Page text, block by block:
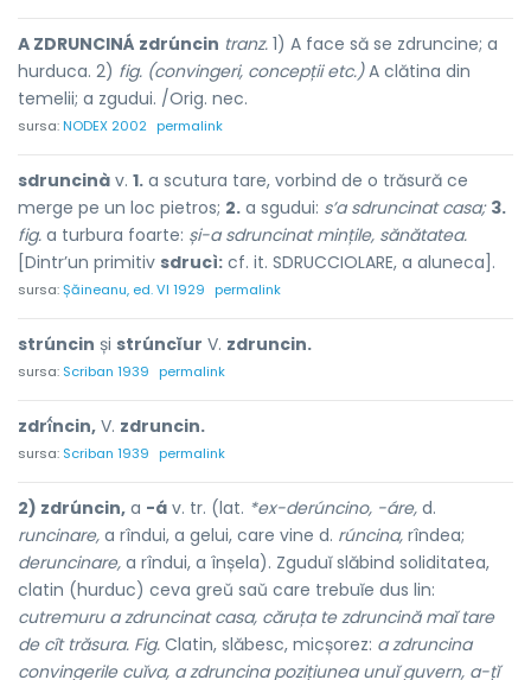
A ZDRUNCINÁ zdrúncin tranz. 1) A face să se zdruncine; a
hurduca. 2) fig. (convingeri, concepții etc.)A clătina din
temelii; a zgudui. /Orig. nec.
sursa:NODEX 2002 permalink
sdruncinà v. 1. a scutura tare, vorbind de o trăsură ce
merge pe un loc pietros; 2. a sgudui: s’a sdruncinat casa; 3.
fig. a turbura foarte: și-a sdruncinat mințile, sănătatea.
[Dintr’un primitiv sdrucì: cf. it. SDRUCCIOLARE, a aluneca].
sursa:Șăineanu, ed. VI 1929 permalink
strúncin și strúncĭur V. zdruncin.
sursa: Scriban 1939 permalink
zdrî́ncin, V. zdruncin.
sursa: Scriban 1939 permalink
2) zdrúncin, a -á v. tr. (lat. *ex-derúncino, -áre, d.
runcinare, a rîndui, a gelui, care vine d. rúncina, rîndea;
deruncinare, a rîndui, a înșela). Zguduĭ slăbind soliditatea,
clatin (hurduc) ceva greŭ saŭ care trebuĭe dus lin:
cutremuru a zdruncinat casa, căruța te zdruncină maĭ tare
de cît trăsura. Fig. Clatin, slăbesc, micșorez: a zdruncina
convingerile cuĭva, a zdruncina pozițiunea unuĭ guvern, a-țĭ